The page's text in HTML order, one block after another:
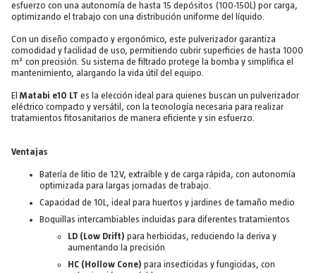
esfuerzo con una autonomía de hasta 15 depósitos (100-150L) por carga,
optimizando el trabajo con una distribución uniforme del líquido.
Con un diseño compacto y ergonómico, este pulverizador garantiza
comodidad y facilidad de uso, permitiendo cubrir superficies de hasta 1000
m² con precisión. Su sistema de filtrado protege la bomba y simplifica el
mantenimiento, alargando la vida útil del equipo.
El Matabi e10 LT es la elección ideal para quienes buscan un pulverizador
eléctrico compacto y versátil, con la tecnología necesaria para realizar
tratamientos fitosanitarios de manera eficiente y sin esfuerzo.
Ventajas
Batería de litio de 12V, extraíble y de carga rápida, con autonomía
optimizada para largas jornadas de trabajo.
Capacidad de 10L, ideal para huertos y jardines de tamaño medio
Boquillas intercambiables incluidas para diferentes tratamientos
LD (Low Drift) para herbicidas, reduciendo la deriva y
aumentando la precisión
HC (Hollow Cone) para insecticidas y fungicidas, con